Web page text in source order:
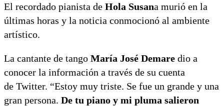
El recordado pianista de Hola Susana murió en la
últimas horas y la noticia conmocionó al ambiente
artístico.
La cantante de tango María José Demare dio a
conocer la información a través de su cuenta
de Twitter. “Estoy muy triste. Se fue un grande y una
gran persona. De tu piano y mi pluma salieron